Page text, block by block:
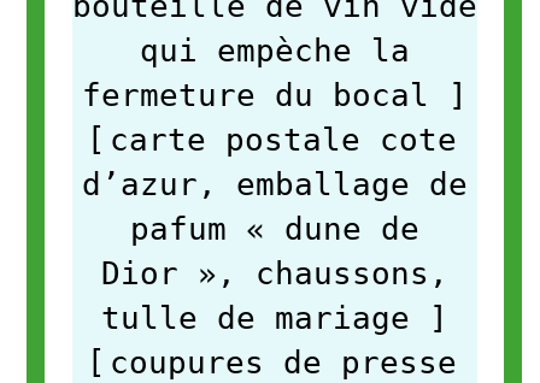
qui empèche la
fermeture du bocal
]
[ carte postale cote
d’azur, emballage de
pafum « dune de
Dior », chaussons,
tulle de mariage
]
[ coupures de presse